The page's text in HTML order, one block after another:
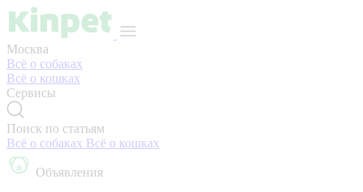
Москва
Всё о собаках
Всё о кошках
Сервисы
Поиск по статьям
Всё о собаках Всё о кошках
Объявления